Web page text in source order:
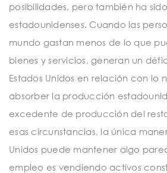
posibilidades, pero también ha
estadounidenses. Cuando las
mundo gastan menos de lo que
bienes y servicios, generan un
Estados Unidos en relación con lo
absorber la producción
excedente de producción del
esas circunstancias, la única
Unidos puede mantener algo
empleo es vendiendo activos